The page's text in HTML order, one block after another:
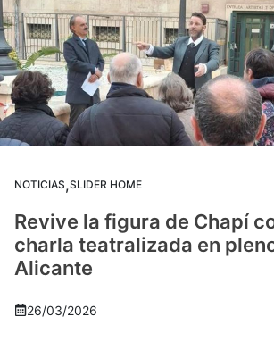
NOTICIAS,SLIDER HOME
Revive la figura de Chapí
charla teatralizada en
Alicante
26/03/2026